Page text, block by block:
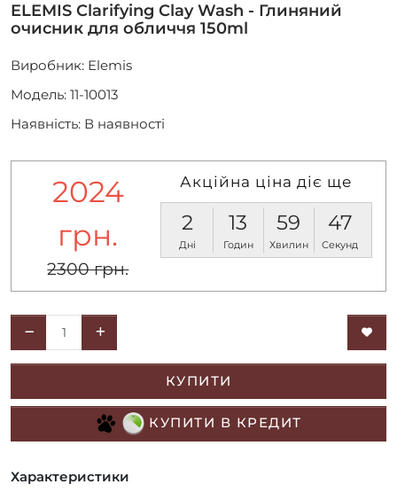
ELEMIS Clarifying Clay Wash - Глиняний
очисник для обличчя 150ml
Виробник: Elemis
Модель: 11-10013
Наявність: В наявності
2024
грн.
2300 грн.
Акційна ціна діє ще
2
Дні
13
Годин
59
Хвилин
47
Секунд
КУПИТИ
КУПИТИ В КРЕДИТ
Характеристики